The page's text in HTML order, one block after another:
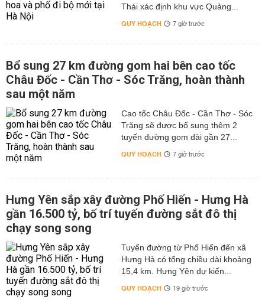
Thái xác định khu vực Quảng...
QUY HOẠCH 7 giờ trước
Bổ sung 27 km đường gom hai bên cao tốc
Châu Đốc - Cần Thơ - Sóc Trăng, hoàn thành
sau một năm
Cao tốc Châu Đốc - Cần Thơ - Sóc
Trăng sẽ được bổ sung thêm 2
tuyến đường gom dài gần 27...
QUY HOẠCH 7 giờ trước
Hưng Yên sắp xây đường Phố Hiến - Hưng Hà
gần 16.500 tỷ, bố trí tuyến đường sắt đô thị
chạy song song
Tuyến đường từ Phố Hiến đến xã
Hưng Hà có tổng chiều dài khoảng
15,4 km. Hưng Yên dự kiến...
QUY HOẠCH 19 giờ trước